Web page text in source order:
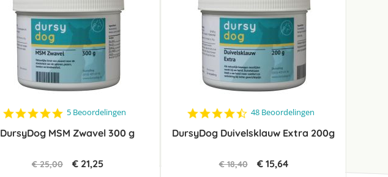
4.8
rating
5 Beoordelingen
DursyDog MSM Zwavel 300 g
€ 25,00 € 21,25
4.5
rating
48 Beoordelingen
DursyDog Duivelsklauw Extra 200g
€ 18,40 € 15,64